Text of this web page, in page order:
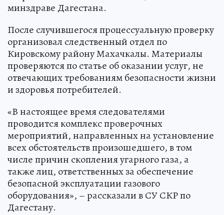
минздраве Дагестана.
После случившегося процессуальную проверку
организовал следственный отдел по
Кировскому району Махачкалы. Материалы
проверяются по статье об оказании услуг, не
отвечающих требованиям безопасности жизни
и здоровья потребителей.
«В настоящее время следователями
проводится комплекс проверочных
мероприятий, направленных на установление
всех обстоятельств произошедшего, в том
числе причин скопления угарного газа, а
также лиц, ответственных за обеспечение
безопасной эксплуатации газового
оборудования», – рассказали в СУ СКР по
Дагестану.